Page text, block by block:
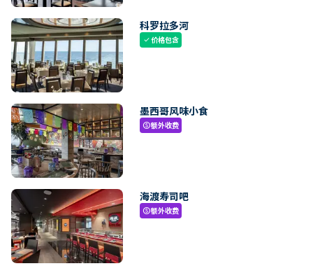
科罗拉多河
check价格包含
墨西哥风味小食
paid额外收费
海渡寿司吧
paid额外收费